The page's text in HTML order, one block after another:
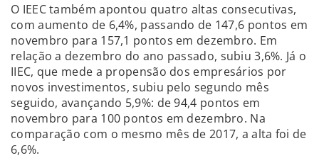
O IEEC também apontou quatro altas consecutivas,
com aumento de 6,4%, passando de 147,6 pontos em
novembro para 157,1 pontos em dezembro. Em
relação a dezembro do ano passado, subiu 3,6%. Já o
IIEC, que mede a propensão dos empresários por
novos investimentos, subiu pelo segundo mês
seguido, avançando 5,9%: de 94,4 pontos em
novembro para 100 pontos em dezembro. Na
comparação com o mesmo mês de 2017, a alta foi de
6,6%.